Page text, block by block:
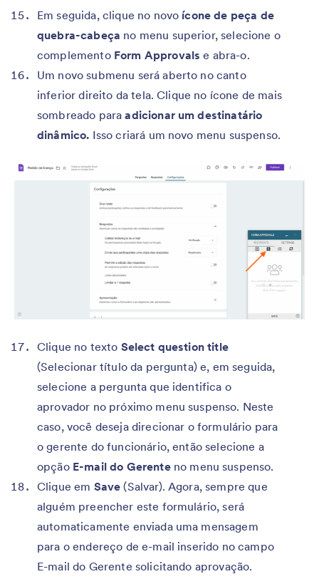
Em seguida, clique no novo ícone de peça de
quebra-cabeça no menu superior, selecione o
complemento Form Approvals e abra-o.
Um novo submenu será aberto no canto
inferior direito da tela. Clique no ícone de mais
sombreado paraadicionar um destinatário
dinâmico. Isso criará um novo menu suspenso.
Clique no texto Select question title
(Selecionar título da pergunta) e, em seguida,
selecione a pergunta que identifica o
aprovador no próximo menu suspenso. Neste
caso, você deseja direcionar o formulário para
o gerente do funcionário, então selecione a
opção E-mail do Gerenteno menu suspenso.
Clique em Save (Salvar). Agora, sempre que
alguém preencher este formulário, será
automaticamente enviada uma mensagem
para o endereço de e-mail inserido no campo
E-mail do Gerente solicitando aprovação.